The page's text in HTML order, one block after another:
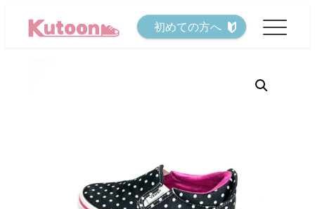
初めての方へ